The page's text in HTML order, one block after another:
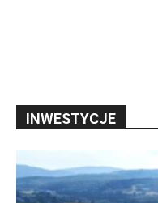
INWESTYCJE